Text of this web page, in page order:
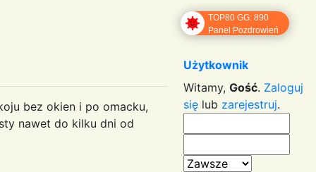
bez okien i po omacku,
nawet do kilku dni od
TOP80 GG: 890
Panel Pozdrowień
Użytkownik
Witamy, Gość. Zaloguj
się lub zarejestruj.